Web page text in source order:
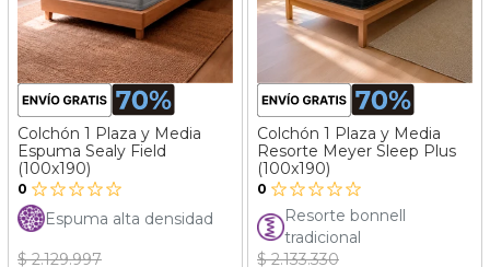
Colchón 1 Plaza y Media
Espuma Sealy Field
(100x190)
0
Espuma alta densidad
$ 2.129.997
Colchón 1 Plaza y Media
Resorte Meyer Sleep Plus
(100x190)
0
Resorte bonnell
tradicional
$ 2.133.330